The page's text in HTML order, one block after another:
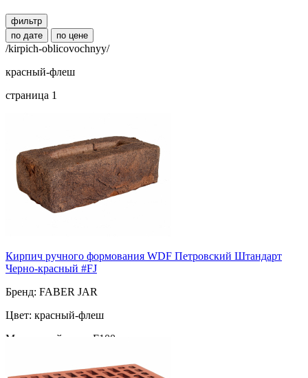
фильтр
по дате
по цене
/kirpich-oblicovochnyy/
красный-флеш
страница 1
Кирпич ручного формования WDF Петровский Штандарт
Черно-красный #FJ
Бренд: FABER JAR
Цвет: красный-флеш
Морозостойкость: F100